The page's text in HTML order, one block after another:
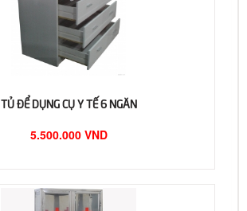
TỦ ĐỂ DỤNG CỤ Y TẾ 6 NGĂN
5.500.000 VND